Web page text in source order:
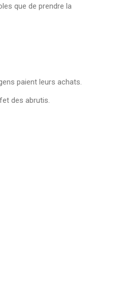
que de prendre la
paient leurs achats.
des abrutis.